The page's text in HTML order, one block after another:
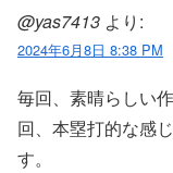
@yas7413 より:
2024年6月8日 8:38 PM
毎回、素晴らしい
回、本塁打的な感
す。